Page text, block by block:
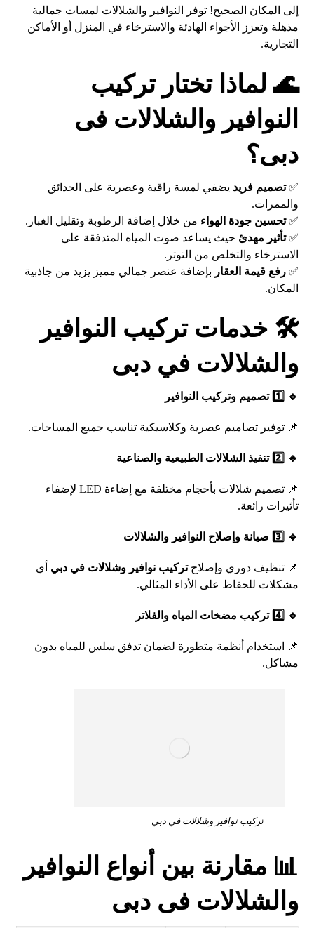
إلى المكان الصحيح! توفر النوافير والشلالات لمسات جمالية
مذهلة وتعزز الأجواء الهادئة والاسترخاء في المنزل أو الأماكن
التجارية.
🌊 لماذا تختار تركيب
النوافير والشلالات فى
دبى؟
✅تصميم فريد يضفي لمسة راقية وعصرية على الحدائق
والممرات.
✅تحسين جودة الهواء من خلال إضافة الرطوبة وتقليل الغبار.
✅تأثير مهدئ حيث يساعد صوت المياه المتدفقة على
الاسترخاء والتخلص من التوتر.
✅رفع قيمة العقار بإضافة عنصر جمالي مميز يزيد من جاذبية
المكان.
🛠️ خدمات تركيب النوافير
والشلالات في دبى
🔹 1️⃣ تصميم وتركيب النوافير
📌 توفير تصاميم عصرية وكلاسيكية تناسب جميع المساحات.
🔹 2️⃣ تنفيذ الشلالات الطبيعية والصناعية
📌 تصميم شلالات بأحجام مختلفة مع إضاءة LED لإضفاء
تأثيرات رائعة.
🔹 3️⃣ صيانة وإصلاح النوافير والشلالات
📌 تنظيف دوري وإصلاحتركيب نوافير وشلالات في دبي أي
مشكلات للحفاظ على الأداء المثالي.
🔹 4️⃣ تركيب مضخات المياه والفلاتر
📌 استخدام أنظمة متطورة لضمان تدفق سلس للمياه بدون
مشاكل.
تركيب نوافير وشلالات في دبي
📊 مقارنة بين أنواع النوافير
والشلالات فى دبى